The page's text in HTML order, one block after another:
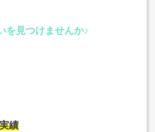
を見つけませんか♪
績